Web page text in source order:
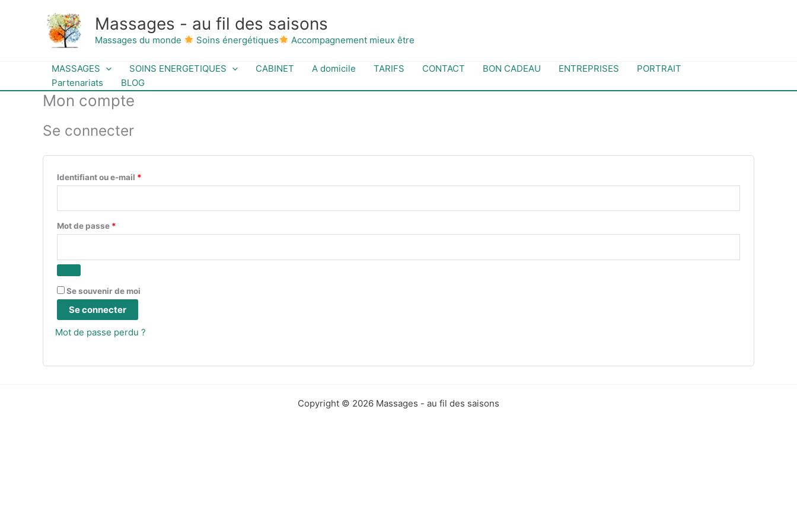
Massages - au fil des saisons
Massages du monde Soins énergétiques Accompagnement mieux être
MASSAGES SOINS ENERGETIQUES CABINET A domicile TARIFS CONTACT BON CADEAU ENTREPRISES
PORTRAIT
Partenariats
BLOG
Mon compte
Se connecter
Identifiant ou e-mail *
Mot de passe *
Se souvenir de moi
Se connecter
Mot de passe perdu ?
Copyright © 2026 Massages - au fil des saisons